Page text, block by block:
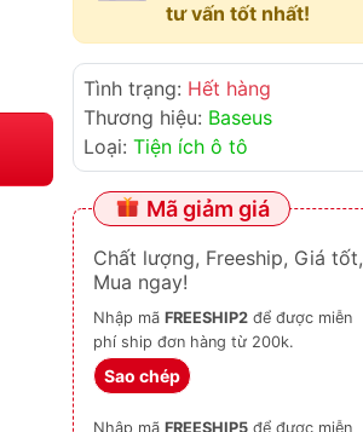
tư vấn tốt nhất!
Tình trạng: Hết hàng
Thương hiệu: Baseus
Loại: Tiện ích ô tô
Mã giảm giá
Chất lượng, Freeship, Giá tốt,
Mua ngay!
Nhập mã FREESHIP2
phí ship đơn hàng từ 200k.
Sao chép
Nhập mã FREESHIP5